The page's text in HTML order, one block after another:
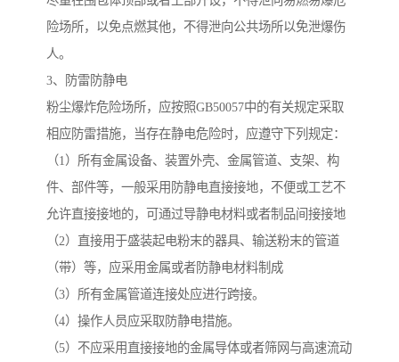
险场所，以免点燃其他，不得泄向公共场所以免泄爆伤
人。
3、防雷防静电
粉尘爆炸危险场所，应按照GB50057中的有关规定采取
相应防雷措施，当存在静电危险时，应遵守下列规定：
（1）所有金属设备、装置外壳、金属管道、支架、构
件、部件等，一般采用防静电直接接地，不便或工艺不
允许直接接地的，可通过导静电材料或者制品间接接地
（2）直接用于盛装起电粉末的器具、输送粉末的管道
（带）等，应采用金属或者防静电材料制成
（3）所有金属管道连接处应进行跨接。
（4）操作人员应采取防静电措施。
（5）不应采用直接接地的金属导体或者筛网与高速流动